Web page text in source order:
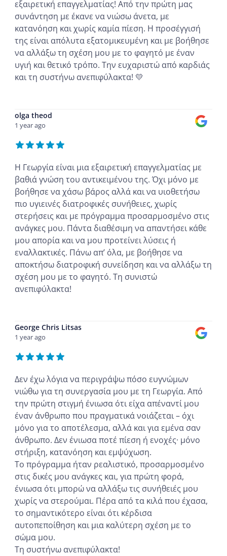
εξαιρετική επαγγελματίας! Από την πρώτη μας
συνάντηση με έκανε να νιώσω άνετα, με
κατανόηση και χωρίς καμία πίεση. Η προσέγγισή
της είναι απόλυτα εξατομικευμένη και με βοήθησε
να αλλάξω τη σχέση μου με το φαγητό με έναν
υγιή και θετικό τρόπο. Την ευχαριστώ από καρδιάς
και τη συστήνω ανεπιφύλακτα! 💛
olga theod
1 year ago
Η Γεωργία είναι μια εξαιρετική επαγγελματίας με
βαθιά γνώση του αντικειμένου της. Όχι μόνο με
βοήθησε να χάσω βάρος αλλά και να υιοθετήσω
πιο υγιεινές διατροφικές συνήθειες, χωρίς
στερήσεις και με πρόγραμμα προσαρμοσμένο στις
ανάγκες μου. Πάντα διαθέσιμη να απαντήσει κάθε
μου απορία και να μου προτείνει λύσεις ή
εναλλακτικές. Πάνω απ’ όλα, με βοήθησε να
αποκτήσω διατροφική συνείδηση και να αλλάξω τη
σχέση μου με το φαγητό. Τη συνιστώ
ανεπιφύλακτα!
George Chris Litsas
1 year ago
Δεν έχω λόγια να περιγράψω πόσο ευγνώμων
νιώθω για τη συνεργασία μου με τη Γεωργία. Από
την πρώτη στιγμή ένιωσα ότι είχα απέναντί μου
έναν άνθρωπο που πραγματικά νοιάζεται – όχι
μόνο για το αποτέλεσμα, αλλά και για εμένα σαν
άνθρωπο. Δεν ένιωσα ποτέ πίεση ή ενοχές· μόνο
στήριξη, κατανόηση και εμψύχωση.
Το πρόγραμμα ήταν ρεαλιστικό, προσαρμοσμένο
στις δικές μου ανάγκες και, για πρώτη φορά,
ένιωσα ότι μπορώ να αλλάξω τις συνήθειές μου
χωρίς να στερούμαι. Πέρα από τα κιλά που έχασα,
το σημαντικότερο είναι ότι κέρδισα
αυτοπεποίθηση και μια καλύτερη σχέση με το
σώμα μου.
Τη συστήνω ανεπιφύλακτα!